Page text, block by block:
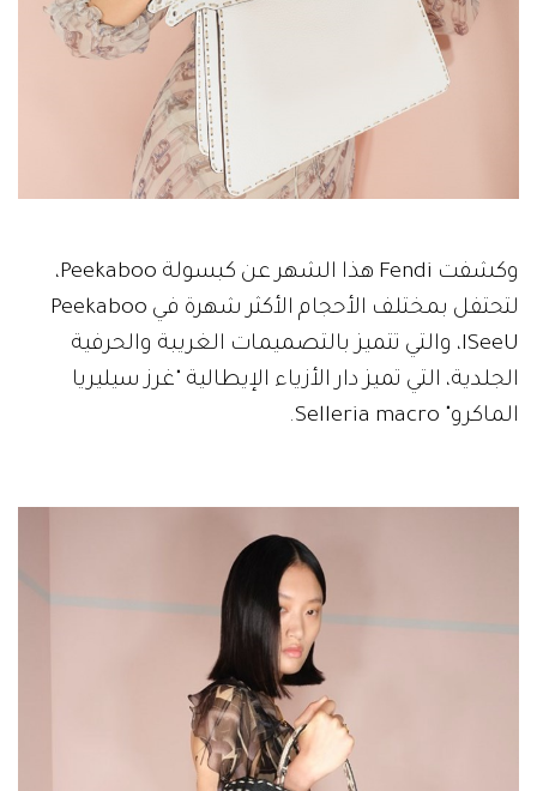
وكشفت Fendi هذا الشهر عن كبسولة Peekaboo،
لتحتفل بمختلف الأحجام الأكثر شهرة في Peekaboo
ISeeU، والتي تتميز بالتصميمات الغريبة والحرفية
الجلدية، التي تميز دار الأزياء الإيطالية "غرز سيليريا
الماكرو" Selleria macro.